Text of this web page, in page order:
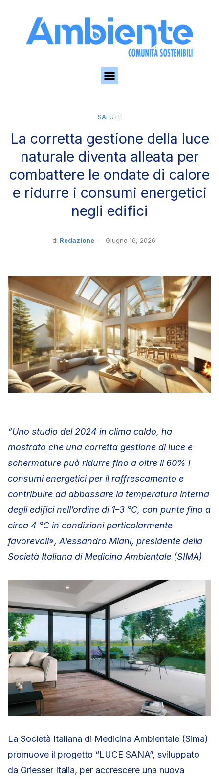
SALUTE
La corretta gestione della luce
naturale diventa alleata per
combattere le ondate di calore
e ridurre i consumi energetici
negli edifici
di Redazione– Giugno 16, 2026
“Uno studio del 2024 in clima caldo, ha
mostrato che una corretta gestione di luce e
schermature può ridurre fino a oltre il 60% i
consumi energetici per il raffrescamento e
contribuire ad abbassare la temperatura interna
degli edifici nell’ordine di 1–3 °C, con punte fino a
circa 4 °C in condizioni particolarmente
favorevoli», Alessandro Miani, presidente della
Società Italiana di Medicina Ambientale (SIMA)
La Società Italiana di Medicina Ambientale (Sima)
promuove il progetto “LUCE SANA”, sviluppato
da Griesser Italia, per accrescere una nuova